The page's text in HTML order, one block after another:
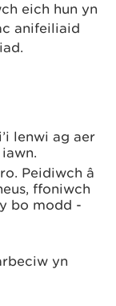
eich hun yn
anifeiliaid
lenwi ag aer
Peidiwch â
ffoniwch
bo modd -
yn